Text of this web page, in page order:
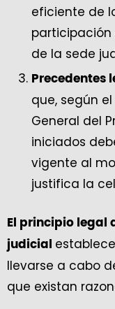
eficiente de
participación
de la sede
Precedentes
que, según
General del
iniciados
vigente al
justifica la
El principio legal
judicial
llevarse a cabo
que existan